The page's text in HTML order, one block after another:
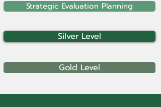
Strategic Evaluation Planning
Silver Level
Gold Level